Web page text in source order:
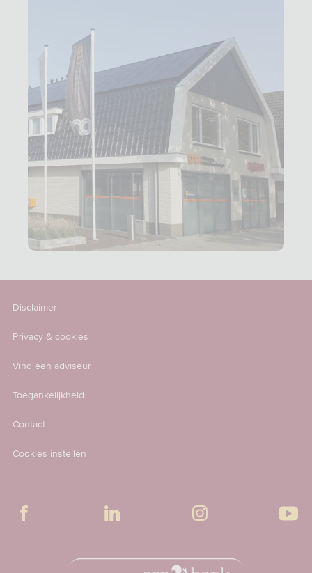
Disclaimer
Privacy & cookies
Vind een adviseur
Toegankelijkheid
Contact
Cookies instellen